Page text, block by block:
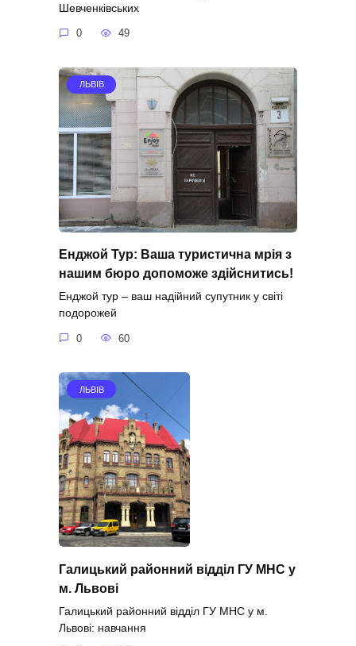
Шевченківських
0 49
ЛЬВІВ
Енджой Тур: Ваша туристична мрія з
нашим бюро допоможе здійснитись!
Енджой тур – ваш надійний супутник у світі
подорожей
0 60
ЛЬВІВ
Галицький районний відділ ГУ МНС у
м. Львові
Галицький районний відділ ГУ МНС у м.
Львові: навчання